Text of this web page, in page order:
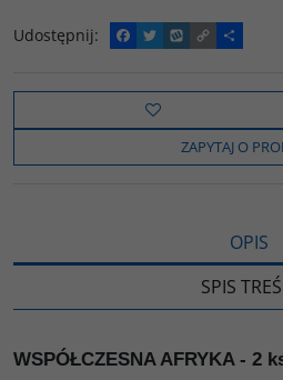
Udostępnij:
F
a
e
o
k
T
w
t
t
e
W
y
o
C
o
y
i
n
k
P
o
z
e
l
s
ZAPYTAJ O
OPIS
SPIS
WSPÓŁCZESNA AFRYKA - 2